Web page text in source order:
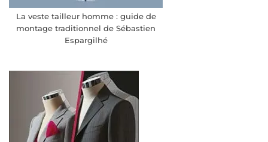
La veste tailleur homme : guide de
montage traditionnel de Sébastien
Espargilhé